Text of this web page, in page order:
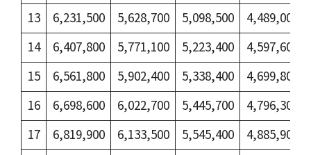
13
6,231,500 5,628,700 5,098,500 4,489,000
14
6,407,800 5,771,100 5,223,400 4,597,600
15
6,561,800 5,902,400 5,338,400 4,699,800
16
6,698,600 6,022,700 5,445,700 4,796,300
17
6,819,900 6,133,500 5,545,400 4,885,900